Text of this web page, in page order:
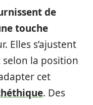
de
touche
Elles s’ajustent
la position
cet
. Des